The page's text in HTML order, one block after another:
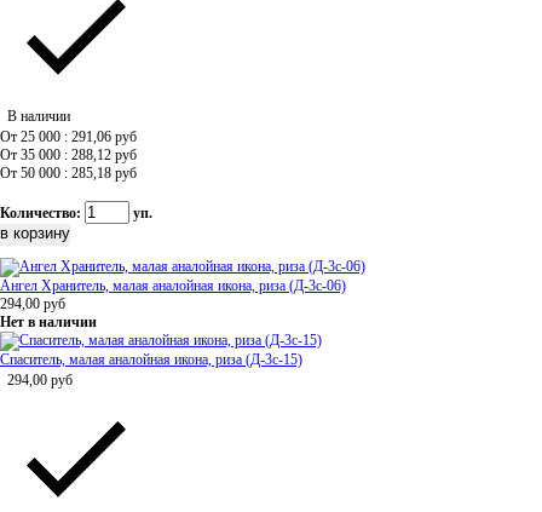
В наличии
От 25 000 : 291,06 руб
От 35 000 : 288,12 руб
От 50 000 : 285,18 руб
Количество: уп.
Ангел Хранитель, малая аналойная икона, риза (Д-3с-06)
294,00 руб
Нет в наличии
Спаситель, малая аналойная икона, риза (Д-3с-15)
294,00 руб